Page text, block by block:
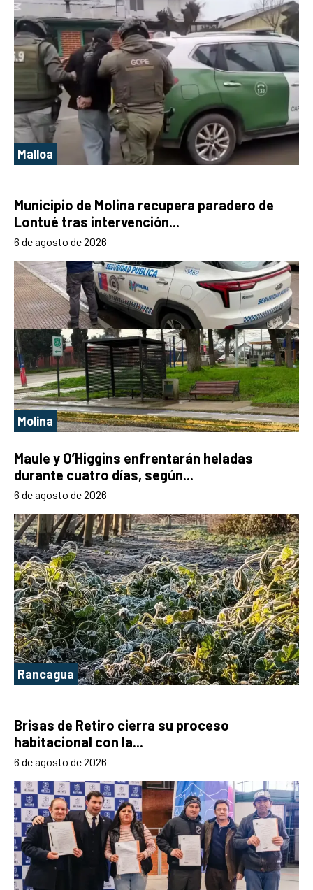
Malloa
Municipio de Molina recupera paradero de
Lontué tras intervención...
6 de agosto de 2026
Molina
Maule y O’Higgins enfrentarán heladas
durante cuatro días, según...
6 de agosto de 2026
Rancagua
Brisas de Retiro cierra su proceso
habitacional con la...
6 de agosto de 2026